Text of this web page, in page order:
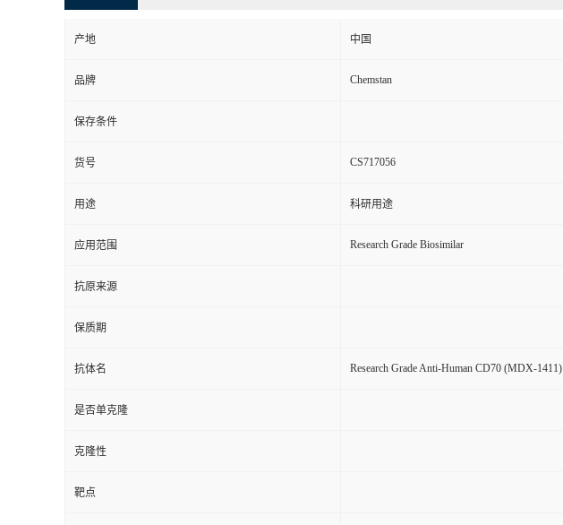
产地 中国
品牌 Chemstan
保存条件
货号 CS717056
用途 科研用途
应用范围 Research Grade Biosimilar
抗原来源
保质期
抗体名 Research Grade Anti-Human CD70 (MDX-1411)
是否单克隆
克隆性
靶点